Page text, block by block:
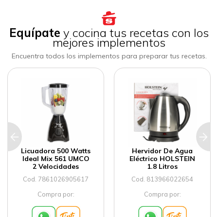
Equípate y cocina tus recetas con los
mejores implementos
Encuentra todos los implementos para preparar tus recetas.
Licuadora 500 Watts
Ideal Mix 561 UMCO
2 Velocidades
Cod. 7861026905617
Compra por:
Hervidor De Agua
Eléctrico HOLSTEIN
1.8 Litros
Cod. 813966022654
Compra por: